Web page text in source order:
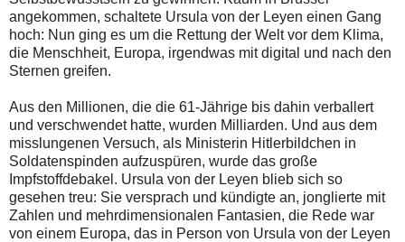
angekommen, schaltete Ursula von der Leyen einen Gang
hoch: Nun ging es um die Rettung der Welt vor dem Klima,
die Menschheit, Europa, irgendwas mit digital und nach den
Sternen greifen.
Aus den Millionen, die die 61-Jährige bis dahin verballert
und verschwendet hatte, wurden Milliarden. Und aus dem
misslungenen Versuch, als Ministerin Hitlerbildchen in
Soldatenspinden aufzuspüren, wurde das große
Impfstoffdebakel. Ursula von der Leyen blieb sich so
gesehen treu: Sie versprach und kündigte an, jonglierte mit
Zahlen und mehrdimensionalen Fantasien, die Rede war
von einem Europa, das in Person von Ursula von der Leyen